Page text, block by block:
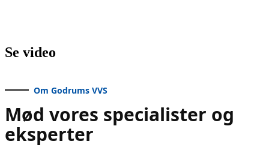
Se video
Om Godrums VVS
Mød vores specialister og
eksperter